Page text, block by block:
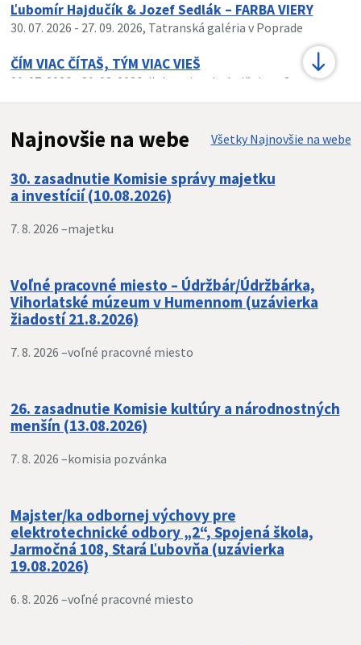
Ľubomír Hajdučík & Jozef Sedlák – FARBA VIERY
30. 07. 2026 - 27. 09. 2026, Tatranská galéria v Poprade
ČÍM VIAC ČÍTAŠ, TÝM VIAC VIEŠ
01. 07. 2026 - 31. 08. 2026 , Ľubovnianska knižnica v Starej
Najnovšie na webe Všetky Najnovšie na webe
30. zasadnutie Komisie správy majetku
a investícií (10.08.2026)
7. 8. 2026 –majetku
Voľné pracovné miesto – Údržbár/Údržbárka,
Vihorlatské múzeum v Humennom (uzávierka
žiadostí 21.8.2026)
7. 8. 2026 –voľné pracovné miesto
26. zasadnutie Komisie kultúry a národnostných
menšín (13.08.2026)
7. 8. 2026 –komisia pozvánka
Majster/ka odbornej výchovy pre
elektrotechnické odbory „2“, Spojená škola,
Jarmočná 108, Stará Ľubovňa (uzávierka
19.08.2026)
6. 8. 2026 –voľné pracovné miesto